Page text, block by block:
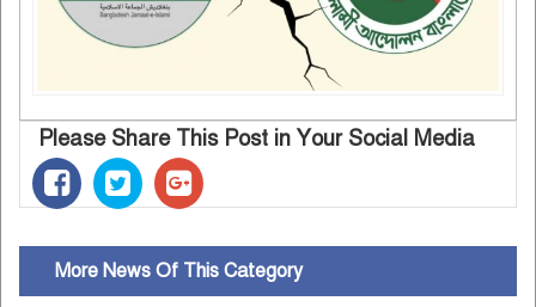
Please Share This Post in Your Social Media
More News Of This Category